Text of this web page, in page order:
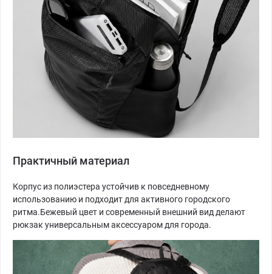
Практичный материал
Корпус из полиэстера устойчив к повседневному
использованию и подходит для активного городского
ритма.Бежевый цвет и современный внешний вид делают
рюкзак универсальным аксессуаром для города.